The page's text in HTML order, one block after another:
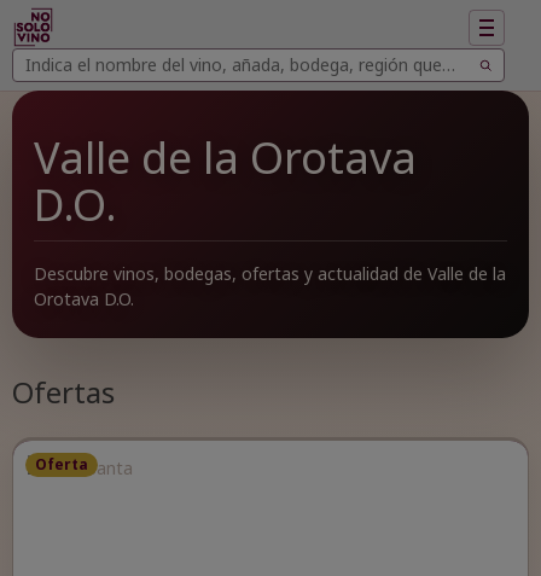
Buscar
vinos
Buscar
Mostrar
Valle de la Orotava
D.O.
Descubre vinos, bodegas, ofertas y actualidad de Valle de la
Orotava D.O.
Ofertas
Oferta